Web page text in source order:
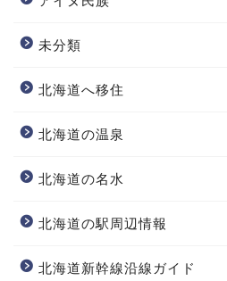
未分類
北海道へ移住
北海道の温泉
北海道の名水
北海道の駅周辺情報
北海道新幹線沿線ガイド